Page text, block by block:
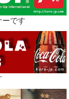
ーです